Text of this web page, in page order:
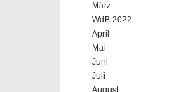
März
WdB 2022
April
Mai
Juni
Juli
August